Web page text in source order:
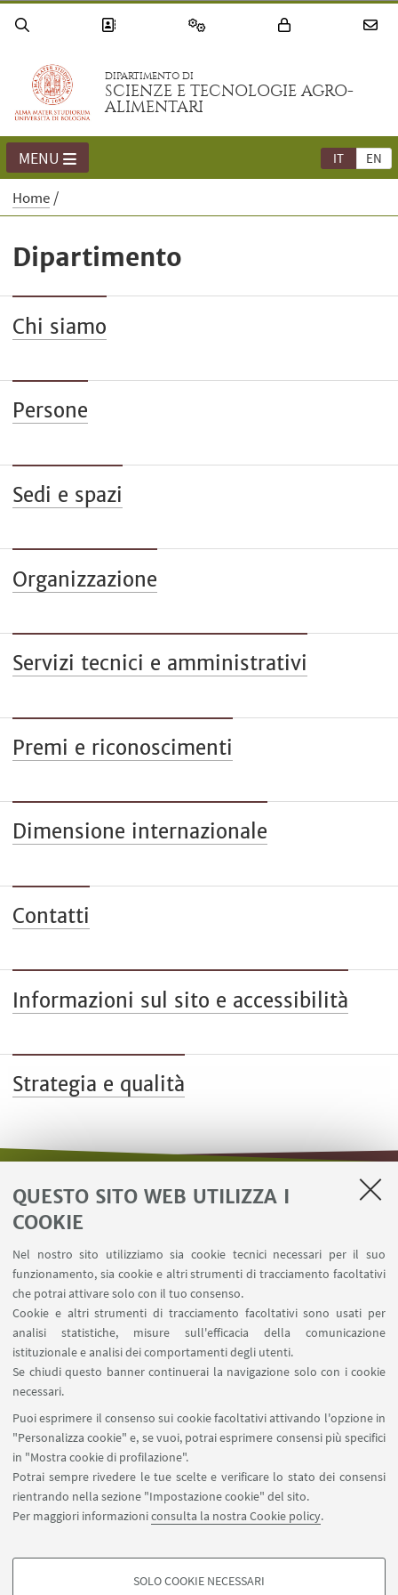
QUESTO SITO WEB UTILIZZA I
COOKIE
Nel nostro sito utilizziamo sia cookie tecnici necessari per il suo
funzionamento, sia cookie e altri strumenti di tracciamento facoltativi
che potrai attivare solo con il tuo consenso.
Cookie e altri strumenti di tracciamento facoltativi sono usati per
analisi statistiche, misure sull'efficacia della comunicazione
istituzionale e analisi dei comportamenti degli utenti.
Se chiudi questo banner continuerai la navigazione solo con i cookie
necessari.
Puoi esprimere il consenso sui cookie facoltativi attivando l'opzione in
"Personalizza cookie" e, se vuoi, potrai esprimere consensi più specifici
in "Mostra cookie di profilazione".
Potrai sempre rivedere le tue scelte e verificare lo stato dei consensi
rientrando nella sezione "Impostazione cookie" del sito.
Per maggiori informazioniconsulta la nostra Cookie policy.
SOLO COOKIE NECESSARI
DIPARTIMENTO DI
SCIENZE E TECNOLOGIE AGRO-
ALIMENTARI
IT EN
MENU
Home
Dipartimento
Chi siamo
Persone
Sedi e spazi
Organizzazione
Servizi tecnici e amministrativi
Premi e riconoscimenti
Dimensione internazionale
Contatti
Informazioni sul sito e accessibilità
Strategia e qualità
LINK UTILI
Contatti
Carta dei servizi
SEGUI IL DIPARTIMENTO SU:
SEGUI UNIBO SU:
APP: